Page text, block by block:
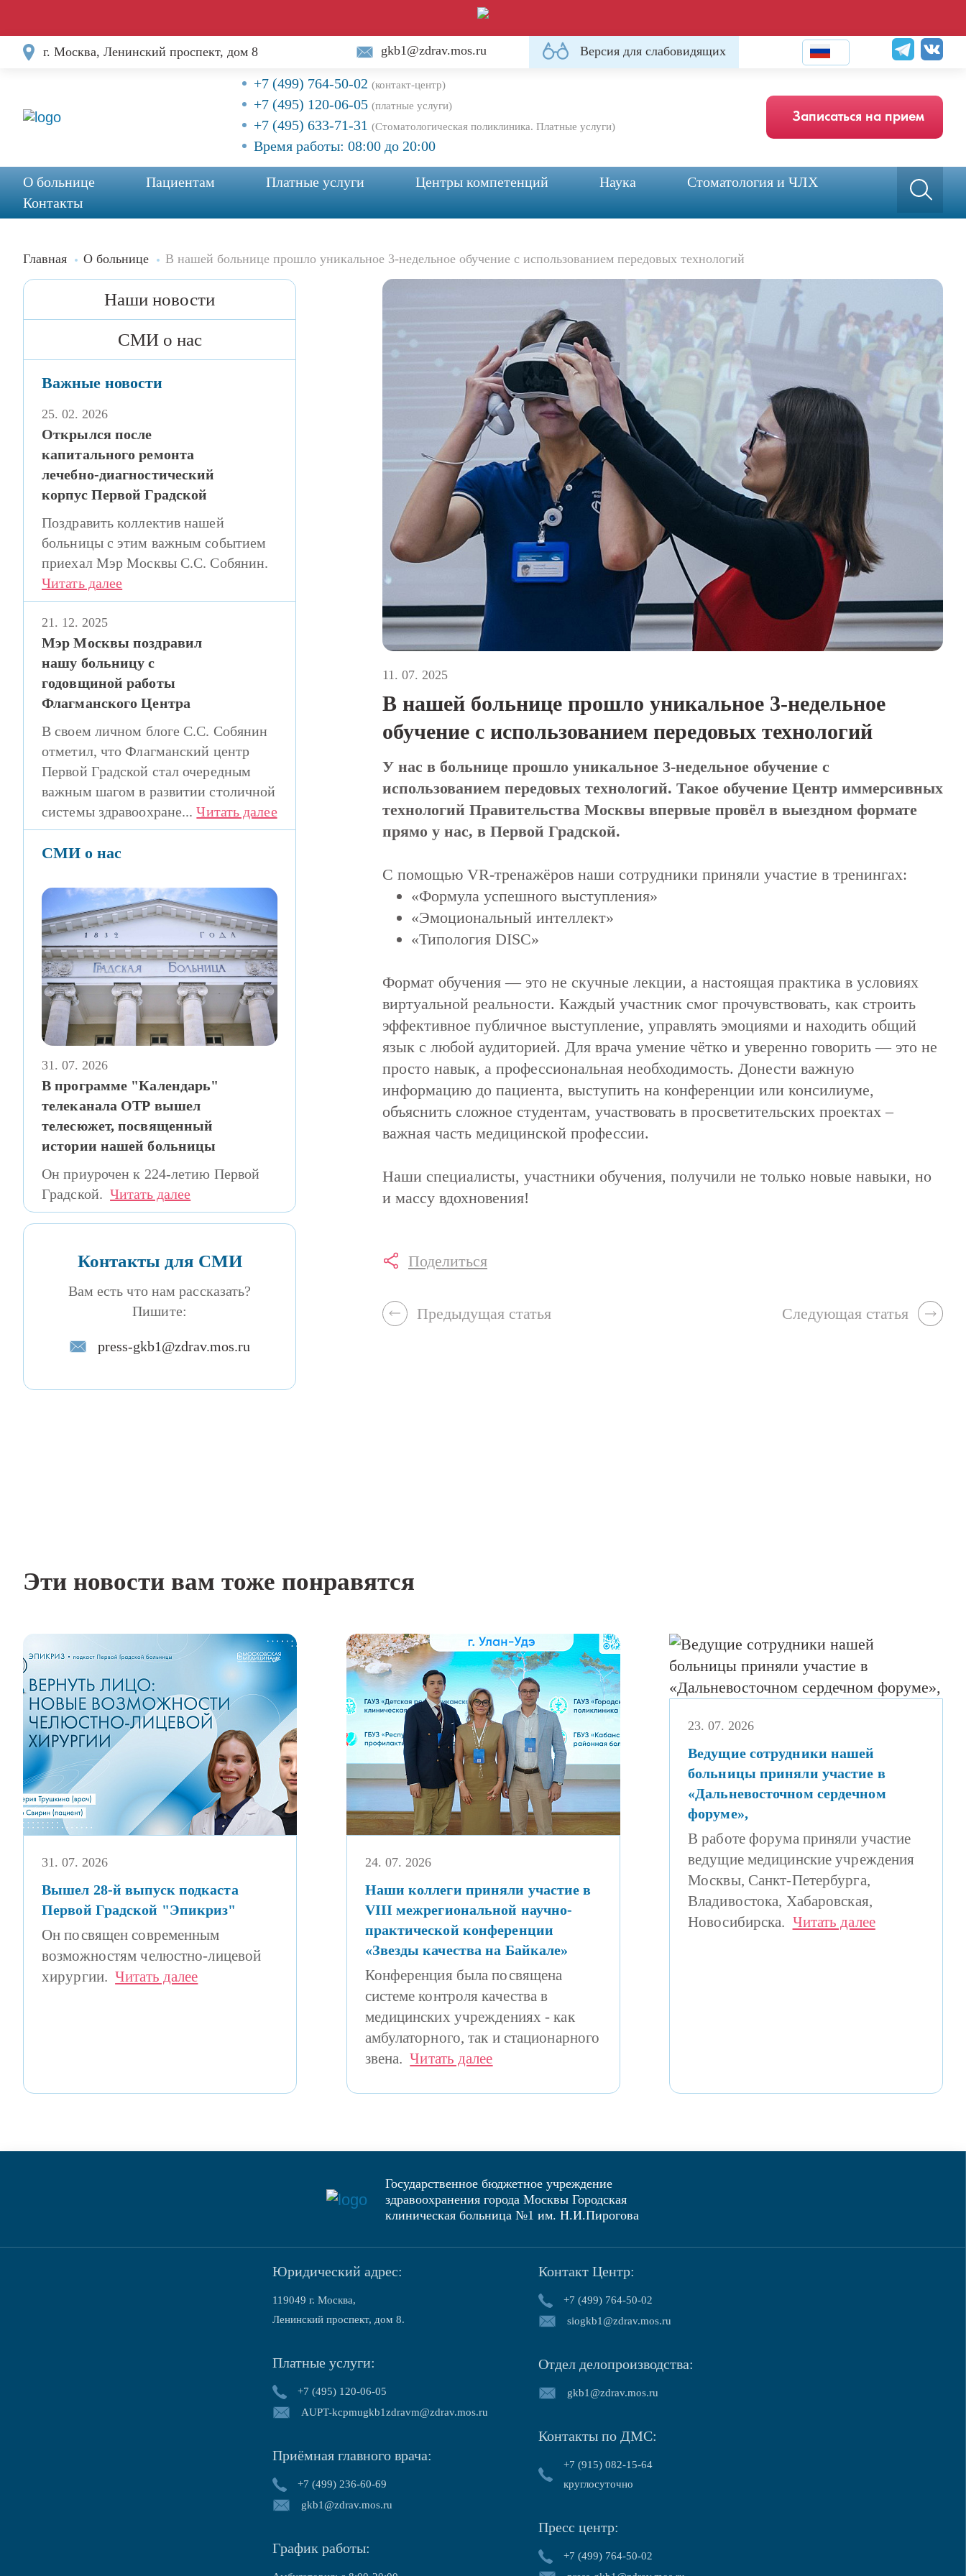
г. Москва, Ленинский проспект, дом 8 gkb1@zdrav.mos.ru Версия для слабовидящих
+7 (499) 764-50-02 (контакт-центр)
+7 (495) 120-06-05 (платные услуги)
+7 (495) 633-71-31 (Стоматологическая поликлиника. Платные услуги)
Время работы: 08:00 до 20:00
Записаться на прием
О больнице Пациентам Платные услуги Центры компетенций Наука
Стоматология и ЧЛХ
Контакты
Главная О больнице В нашей больнице прошло уникальное 3-недельное обучение с использованием передовых технологий
Наши новости
CМИ о нас
Важные новости
25. 02. 2026
Открылся после
капитального ремонта
лечебно-диагностический
корпус Первой Градской
Поздравить коллектив нашей
больницы с этим важным событием
приехал Мэр Москвы С.С. Собянин.
Читать далее
21. 12. 2025
Мэр Москвы поздравил
нашу больницу с
годовщиной работы
Флагманского Центра
В своем личном блоге С.С. Собянин
отметил, что Флагманский центр
Первой Градской стал очередным
важным шагом в развитии столичной
системы здравоохране...Читать далее
СМИ о нас
31. 07. 2026
В программе "Календарь"
телеканала ОТР вышел
телесюжет, посвященный
истории нашей больницы
Он приурочен к 224-летию Первой
Градской.Читать далее
Контакты для СМИ
Вам есть что нам рассказать?
Пишите:
press-gkb1@zdrav.mos.ru
11. 07. 2025
В нашей больнице прошло уникальное 3-недельное
обучение с использованием передовых технологий
У нас в больнице прошло уникальное 3-недельное обучение с
использованием передовых технологий. Такое обучение Центр иммерсивных
технологий Правительства Москвы впервые провёл в выездном формате
прямо у нас, в Первой Градской.
С помощью VR-тренажёров наши сотрудники приняли участие в тренингах:
«Формула успешного выступления»
«Эмоциональный интеллект»
«Типология DISC»
Формат обучения — это не скучные лекции, а настоящая практика в условиях
виртуальной реальности. Каждый участник смог прочувствовать, как строить
эффективное публичное выступление, управлять эмоциями и находить общий
язык с любой аудиторией. Для врача умение чётко и уверенно говорить — это не
просто навык, а профессиональная необходимость. Донести важную
информацию до пациента, выступить на конференции или консилиуме,
объяснить сложное студентам, участвовать в просветительских проектах –
важная часть медицинской профессии.
Наши специалисты, участники обучения, получили не только новые навыки, но
и массу вдохновения!
Поделиться
Предыдущая статья Следующая статья
Эти новости вам тоже понравятся
31. 07. 2026
Вышел 28-й выпуск подкаста
Первой Градской "Эпикриз"
Он посвящен современным
возможностям челюстно-лицевой
хирургии. Читать далее
24. 07. 2026
Наши коллеги приняли участие в
VIII межрегиональной научно-
практической конференции
«Звезды качества на Байкале»
Конференция была посвящена
системе контроля качества в
медицинских учреждениях - как
амбулаторного, так и стационарного
звена. Читать далее
23. 07. 2026
Ведущие сотрудники нашей
больницы приняли участие в
«Дальневосточном сердечном
форуме»,
В работе форума приняли участие
ведущие медицинские учреждения
Москвы, Санкт-Петербурга,
Владивостока, Хабаровская,
Новосибирска. Читать далее
Государственное бюджетное учреждение
здравоохранения города Москвы Городская
клиническая больница №1 им. Н.И.Пирогова
Юридический адрес:
119049 г. Москва,
Ленинский проспект, дом 8.
Платные услуги:
+7 (495) 120-06-05
AUPT-kcpmugkb1zdravm@zdrav.mos.ru
Приёмная главного врача:
+7 (499) 236-60-69
gkb1@zdrav.mos.ru
График работы:
Контакт Центр:
+7 (499) 764-50-02
siogkb1@zdrav.mos.ru
Отдел делопроизводства:
gkb1@zdrav.mos.ru
Контакты по ДМС:
+7 (915) 082-15-64
круглосуточно
Пресс центр:
+7 (499) 764-50-02